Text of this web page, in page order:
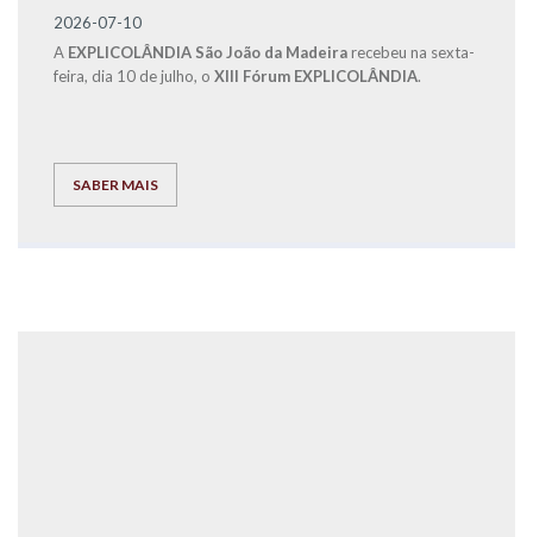
2026-07-10
A EXPLICOLÂNDIA São João da Madeirarecebeu na sexta-
feira, dia 10 de julho, o XIII Fórum EXPLICOLÂNDIA.
SABER MAIS